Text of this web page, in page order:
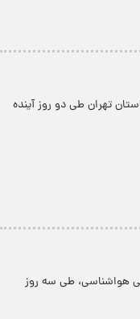
تهران طی دو روز آینده
هواشناسی، طی سه روز